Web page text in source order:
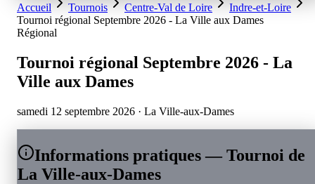
Accueil Tournois Centre-Val de Loire
Indre-et-Loire
Tournoi régional Septembre 2026 - La Ville aux Dames
Régional
Tournoi régional Septembre 2026 - La
Ville aux Dames
samedi 12 septembre 2026 · La Ville-aux-Dames
Informations pratiques — Tournoi de
La Ville-aux-Dames